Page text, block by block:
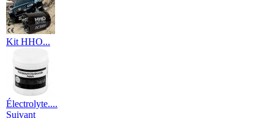
Kit HHO...
Électrolyte....
Suivant